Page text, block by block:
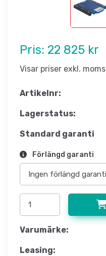
Pris: 22 825 kr
Visar priser exkl. moms
Artikelnr:
Lagerstatus:
Standard garanti
Förlängd garanti
Varumärke:
Leasing: